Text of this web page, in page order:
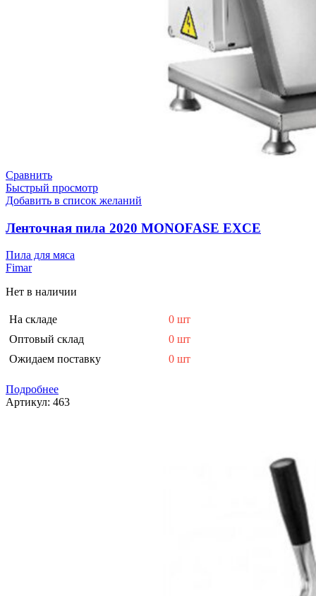
Сравнить
Быстрый просмотр
Добавить в список желаний
Ленточная пила 2020 MONOFASE EXCE
Пила для мяса
Fimar
Нет в наличии
На складе
0 шт
Оптовый склад
0 шт
Ожидаем поставку
0 шт
Подробнее
Артикул: 463